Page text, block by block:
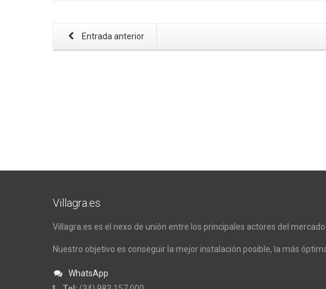
Entrada anterior
Villagra.es
Villagra.es es el nexo de unión entre los principales actores del
Nuestro objetivo es conseguir la mejor instalación posible, la más
WhatsApp